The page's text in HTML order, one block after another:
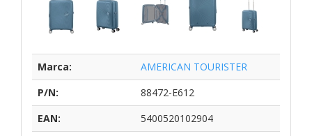
Marca:
AMERICAN TOURISTER
P/N:
88472-E612
EAN:
5400520102904